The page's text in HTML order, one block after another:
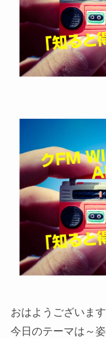
おはようございます
今日のテーマは～